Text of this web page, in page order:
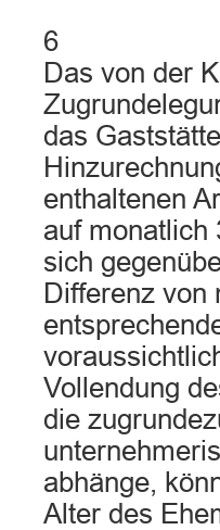
6
Das von der
das
enthaltenen
auf monatlich
sich
Differenz von
Vollendung
die
abhänge,
Alter des